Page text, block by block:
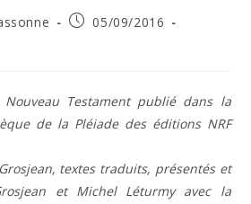
Publication
05/09/2016
Testament publié dans la
de la Pléiade des éditions NRF
textes traduits, présentés et
et Michel Léturmy avec la